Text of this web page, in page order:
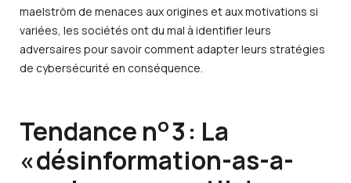
maelström de menaces aux origines et aux motivations si
variées, les sociétés ont du mal à identifier leurs
adversaires pour savoir comment adapter leurs stratégies
de cybersécurité en conséquence.
Tendance no3 : La
« désinformation-as-a-